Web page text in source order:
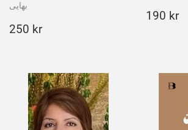
بهایی
Ordinarie
250 kr250
190 kr